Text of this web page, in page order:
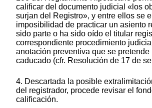
calificar del documento judicial «los
surjan del Registro», y entre ellos se
imposibilidad de practicar un asiento
sido parte o ha sido oído el titular
correspondiente procedimiento
anotación preventiva que se pretende
caducado (cfr. Resolución de 17 de
4. Descartada la posible
del registrador, procede revisar el
calificación.